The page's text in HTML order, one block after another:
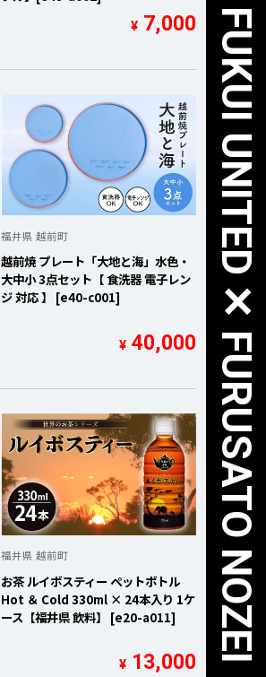
FUKUI UNITED ✕ FURUSATO NOZEI
¥ 7,000
福井県 越前町
越前焼 プレート「大地と海」水色・
大中小 3点セット【 食洗器 電子レン
ジ 対応 】 [e40-c001]
¥ 40,000
福井県 越前町
お茶 ルイボスティー ペットボトル
Hot ＆ Cold 330ml × 24本入り 1ケ
ース【福井県 飲料】 [e20-a011]
¥ 13,000